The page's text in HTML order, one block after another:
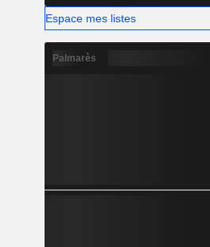
Espace mes listes
Palmarès